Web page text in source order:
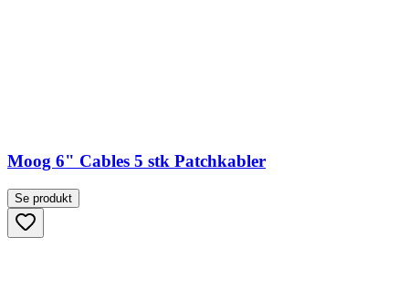
Moog 6" Cables 5 stk Patchkabler
Se produkt